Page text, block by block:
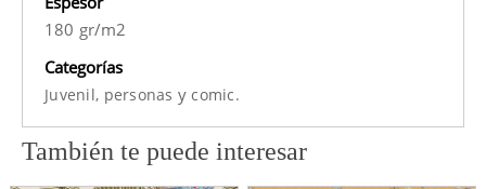
180 gr/m2
Categorías
Juvenil, personasycomic.
También te puede interesar